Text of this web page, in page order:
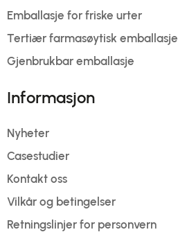
Emballasje for friske urter
Tertiær farmasøytisk emballasje
Gjenbrukbar emballasje
Informasjon
Nyheter
Casestudier
Kontakt oss
Vilkår og betingelser
Retningslinjer for personvern